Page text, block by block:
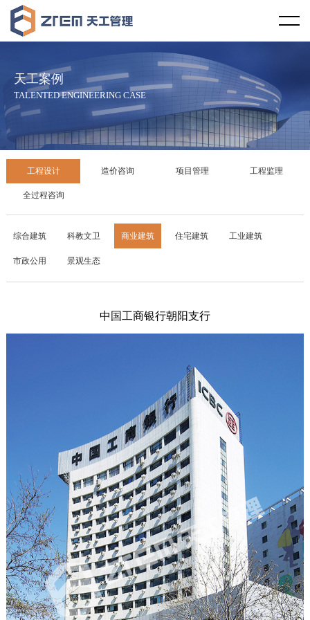
天工案例
TALENTED ENGINEERING CASE
工程设计 造价咨询 项目管理 工程监理
全过程咨询
综合建筑 科教文卫 商业建筑 住宅建筑 工业建筑
市政公用 景观生态
中国工商银行朝阳支行
天工视野
企业概况
企业资质
合作伙伴
天工文化
企业宗旨
廉政教育
天工资讯
技术规范
造价咨询
全过程咨询
学术研究
学术交流
学术论文
专利课题
专业技术委员会
人力资源
人才理念
员工培训
社会招聘
校园招聘
联系我们